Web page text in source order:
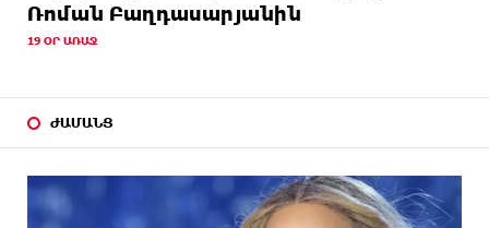
Ռոման Բաղդասարյանին
19 ՕՐ ԱՌԱՋ
ԺԱՄԱՆՑ